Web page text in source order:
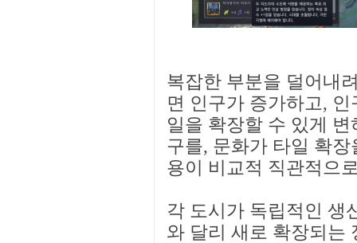
복잡한 부분을 덜어내
면 인구가 증가하고,
일을 확장할 수 있게
구를, 문화가 타일 확
용이 비교적 직관적으
각 도시가 독립적인 생
와 달리 새로 확장되는